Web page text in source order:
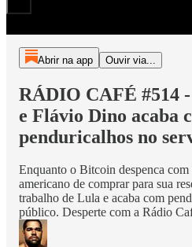
Abrir na app Ouvir via...
RÁDIO CAFÉ #514
e Flávio Dino acaba
penduricalhos no
Enquanto o Bitcoin despenca
americano de comprar para sua
trabalho de Lula e acaba com
público. Desperte com a Rádio